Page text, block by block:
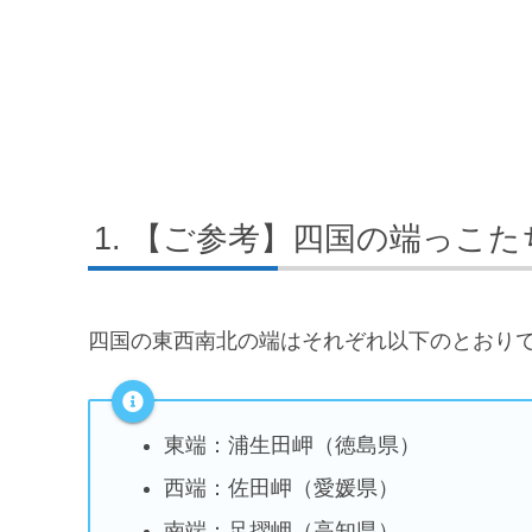
【ご参考】四国の端っこた
四国の東西南北の端はそれぞれ以下のとおりで
東端：浦生田岬（徳島県）
西端：佐田岬（愛媛県）